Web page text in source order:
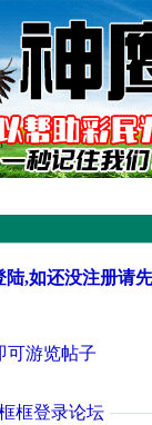
,如还没注册请
可游览帖子
框登录论坛